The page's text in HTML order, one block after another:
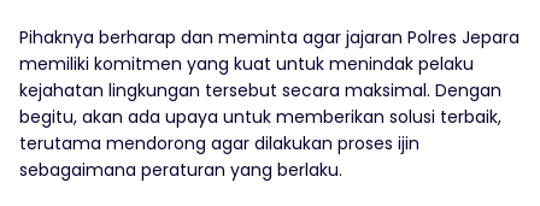
Pihaknya berharap dan meminta agar jajaran Polres Jepara
memiliki komitmen yang kuat untuk menindak pelaku
kejahatan lingkungan tersebut secara maksimal. Dengan
begitu, akan ada upaya untuk memberikan solusi terbaik,
terutama mendorong agar dilakukan proses ijin
sebagaimana peraturan yang berlaku.